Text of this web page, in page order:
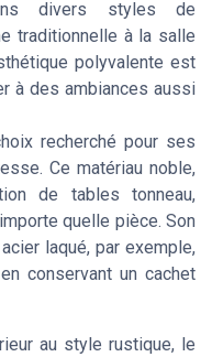
divers styles de
traditionnelle à la salle
polyvalente est
à des ambiances aussi
recherché pour ses
Ce matériau noble,
de tables tonneau,
quelle pièce. Son
laqué, par exemple,
conservant un cachet
au style rustique, le